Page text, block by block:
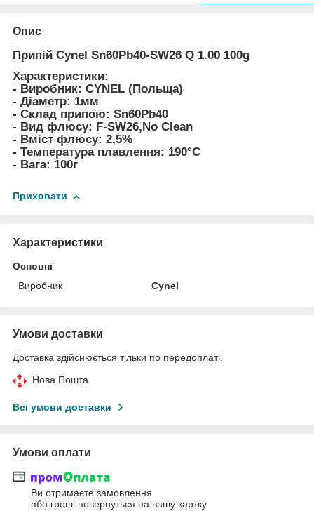
Опис
Припій Cynel Sn60Pb40-SW26 Q 1.00 100g
Характеристики:
- Виробник: CYNEL (Польща)
- Діаметр: 1мм
- Склад припою: Sn60Pb40
- Вид флюсу: F-SW26,No Clean
- Вміст флюсу: 2,5%
- Температура плавлення: 190°C
- Вага: 100г
Приховати
Характеристики
Основні
Виробник
Cynel
Умови доставки
Доставка здійснюється тільки по передоплаті.
Нова Пошта
Всі умови доставки
Умови оплати
Ви отримаєте замовлення
або гроші повернуться на вашу картку